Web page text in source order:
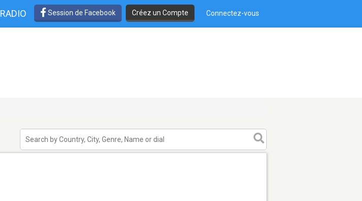
RADIO Session de Facebook Créez un Compte Connectez-vous